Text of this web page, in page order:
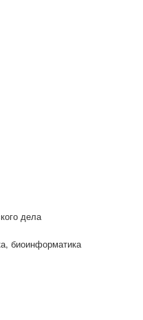
дела
биоинформатика